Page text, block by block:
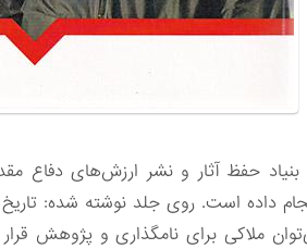
داده است. روی جلد نوشته شده:
ملاکی برای نامگذاری و پژوهش